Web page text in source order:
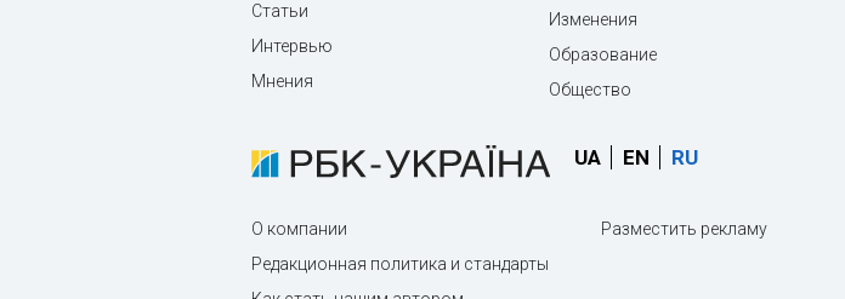
Статьи
Интервью
Мнения
Изменения
Образование
Общество
UA EN RU
О компании
Редакционная политика и стандарты
Разместить рекламу